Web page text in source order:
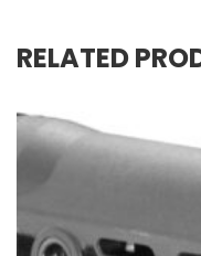
RELATED